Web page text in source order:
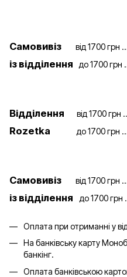
Самовивіз від 1700 грн
із відділення до 1700 грн
Відділення від 1700 грн
Rozetka до 1700 грн
Самовивіз від 1700 грн
із відділення до 1700 грн
Оплата при отриманні у
На банківську карту
банкінг.
Оплата банківською